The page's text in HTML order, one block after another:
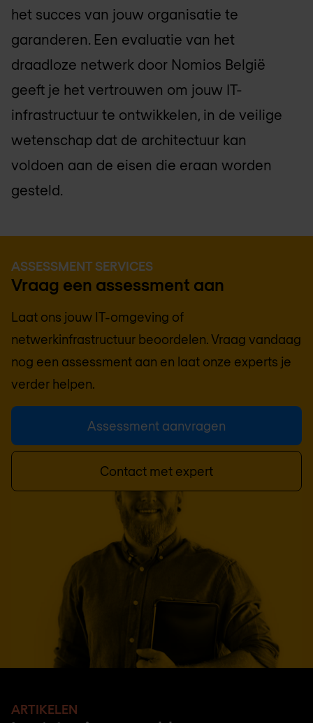
het succes van jouw organisatie te
garanderen. Een evaluatie van het
draadloze netwerk door Nomios België
geeft je het vertrouwen om jouw IT-
infrastructuur te ontwikkelen, in de veilige
wetenschap dat de architectuur kan
voldoen aan de eisen die eraan worden
gesteld.
ASSESSMENT SERVICES
Vraag een assessment aan
Laat ons jouw IT-omgeving of
netwerkinfrastructuur beoordelen. Vraag vandaag
nog een assessment aan en laat onze experts je
verder helpen.
Assessment aanvragen
Contact met expert
ARTIKELEN